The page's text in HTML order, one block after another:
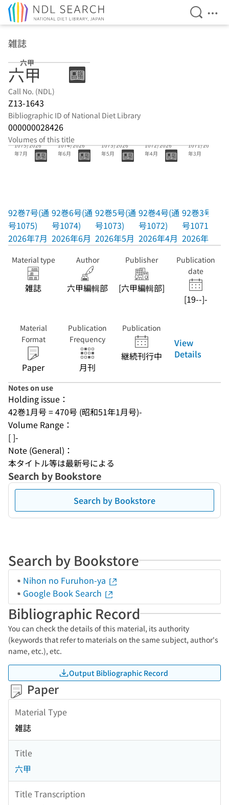
Open
雑誌
六甲
六甲
Call No. (NDL)
Z13-1643
Bibliographic ID of National Diet Library
000000028426
Volumes of this title
92巻7号(通号
1075) 2026
年7月
92巻7号(通
号1075)
2026年7月
92巻6号(通号
1074) 2026
年6月
92巻6号(通
号1074)
2026年6月
1073) 2026
年5月
92巻5号(通
号1073)
2026年5月
1072) 2026
年4月
92巻4号(通
号1072)
2026年4月
1071) 2026
年3月
92巻3号(通
号1071)
2026年3月
Material type
雑誌
Author
六甲編輯部
Publisher
[六甲編輯部]
Publication
date
[19--]-
Material
Format
Paper
Publication
Frequency
月刊
Publication
継続刊行中
View
Details
Notes on use
Holding issue：
42巻1月号 = 470号 (昭和51年1月号)-
Volume Range：
[ ]-
Note (General)：
本タイトル等は最新号による
Search by Bookstore
Search by Bookstore
Search by Bookstore
Nihon no Furuhon-ya
Google Book Search
Bibliographic Record
You can check the details of this material, its authority
(keywords that refer to materials on the same subject, author's
name, etc.), etc.
Output Bibliographic Record
Paper
Material Type
雑誌
Title
六甲
Title Transcription